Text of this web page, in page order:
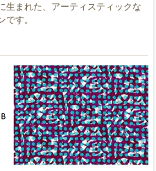
生まれた、アーティスティックな
です。